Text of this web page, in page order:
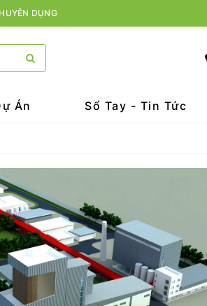
DỤNG
Án Sổ Tay - Tin Tức